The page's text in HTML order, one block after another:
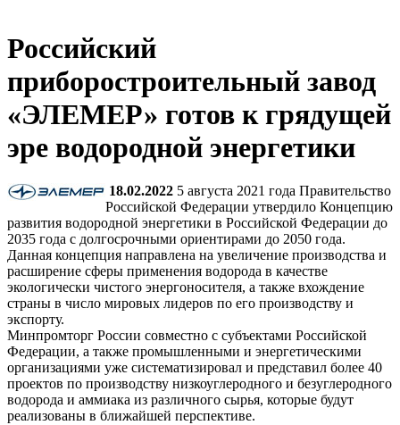
Российский
приборостроительный завод
«ЭЛЕМЕР» готов к грядущей
эре водородной энергетики
18.02.2022 5 августа 2021 года Правительство
Российской Федерации утвердило Концепцию
развития водородной энергетики в Российской Федерации до
2035 года с долгосрочными ориентирами до 2050 года.
Данная концепция направлена на увеличение производства и
расширение сферы применения водорода в качестве
экологически чистого энергоносителя, а также вхождение
страны в число мировых лидеров по его производству и
экспорту.
Минпромторг России совместно с субъектами Российской
Федерации, а также промышленными и энергетическими
организациями уже систематизировал и представил более 40
проектов по производству низкоуглеродного и безуглеродного
водорода и аммиака из различного сырья, которые будут
реализованы в ближайшей перспективе.